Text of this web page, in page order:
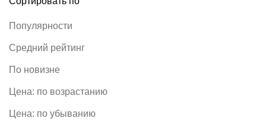
Популярности
Средний рейтинг
По новизне
Цена: по возрастанию
Цена: по убыванию